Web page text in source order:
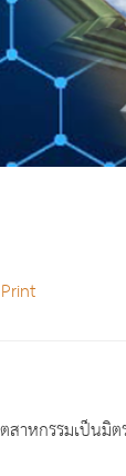
Print
กรรมเป็นมิต